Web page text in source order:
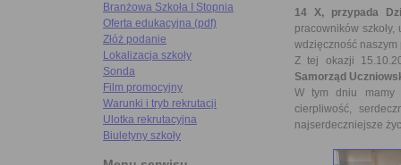
Branżowa Szkoła I Stopnia
Oferta edukacyjna (pdf)
Złóż podanie
Lokalizacja szkoły
Sonda
Film promocyjny
Warunki i tryb rekrutacji
Ulotka rekrutacyjna
Biuletyny szkoły
14 X, przypada
pracowników
wdzięczność naszym
Z tej okazji
Samorząd
W tym dniu mamy
cierpliwość,
najserdeczniejsze